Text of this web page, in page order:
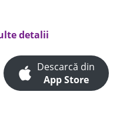
detalii
Descarcă din
App Store